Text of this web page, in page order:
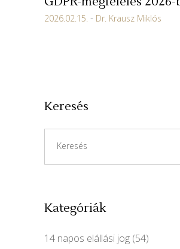
2026.02.15. Dr. Krausz Miklós
Keresés
for:
Kategóriák
14 napos elállási jog (54)